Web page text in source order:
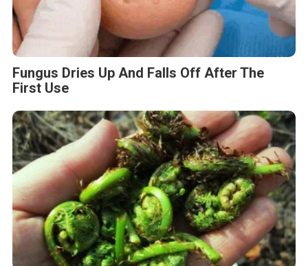
Fungus Dries Up And Falls Off After The
First Use